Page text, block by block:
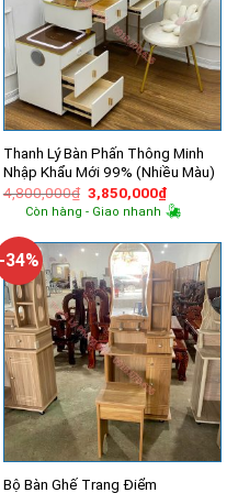
Thanh Lý Bàn Phấn Thông Minh
Nhập Khẩu Mới 99% (Nhiều Màu)
4,800,000₫ Giá
gốc
là:
3,850,000₫Giá
hiện
tại
Còn hàng - Giao nhanh
-34%
Bộ Bàn Ghế Trang Điểm